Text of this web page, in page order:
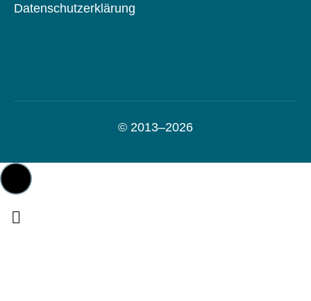
Datenschutzerklärung
© 2013–2026